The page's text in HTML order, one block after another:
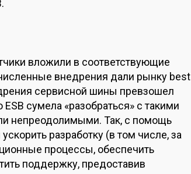
вложили в соответствующие
внедрения дали рынку best
сервисной шины превзошел
сумела «разобраться» с такими
непреодолимыми. Так, с помощь
разработку (в том числе, за
процессы, обеспечить
поддержку, предоставив